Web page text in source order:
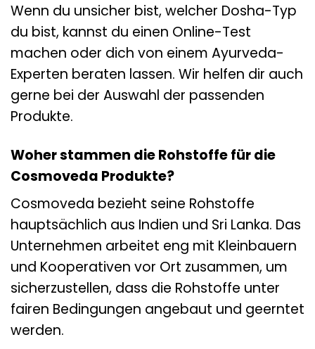
Wenn du unsicher bist, welcher Dosha-Typ
du bist, kannst du einen Online-Test
machen oder dich von einem Ayurveda-
Experten beraten lassen. Wir helfen dir auch
gerne bei der Auswahl der passenden
Produkte.
Woher stammen die Rohstoffe für die
Cosmoveda Produkte?
Cosmoveda bezieht seine Rohstoffe
hauptsächlich aus Indien und Sri Lanka. Das
Unternehmen arbeitet eng mit Kleinbauern
und Kooperativen vor Ort zusammen, um
sicherzustellen, dass die Rohstoffe unter
fairen Bedingungen angebaut und geerntet
werden.